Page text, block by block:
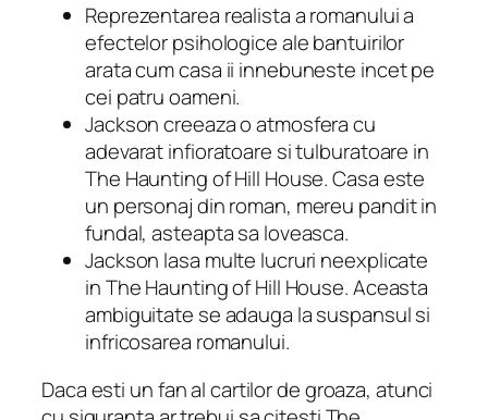
Reprezentarea realista a romanului a
efectelor psihologice ale bantuirilor
arata cum casa ii innebuneste incet pe
cei patru oameni.
Jackson creeaza o atmosfera cu
adevarat infioratoare si tulburatoare in
The Haunting of Hill House. Casa este
un personaj din roman, mereu pandit in
fundal, asteapta sa loveasca.
Jackson lasa multe lucruri neexplicate
in The Haunting of Hill House. Aceasta
ambiguitate se adauga la suspansul si
infricosarea romanului.
Daca esti un fan al cartilor de groaza, atunci